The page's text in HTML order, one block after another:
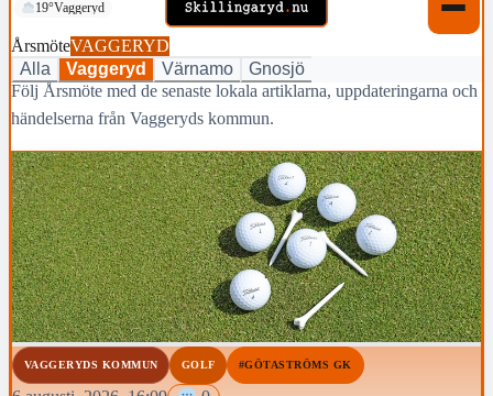
19°Vaggeryd
ÅrsmöteVAGGERYD
Alla
Vaggeryd Värnamo
Gnosjö
Följ Årsmöte med de senaste lokala artiklarna, uppdateringarna och
händelserna från Vaggeryds kommun.
VAGGERYDS KOMMUN GOLF #GÖTASTRÖMS GK